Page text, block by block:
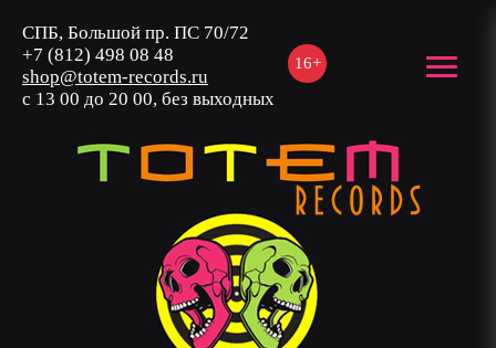
16+
СПБ, Большой пр. ПС 70/72
+7 (812) 498 08 48
shop@totem-records.ru
с 13 00 до 20 00, без выходных